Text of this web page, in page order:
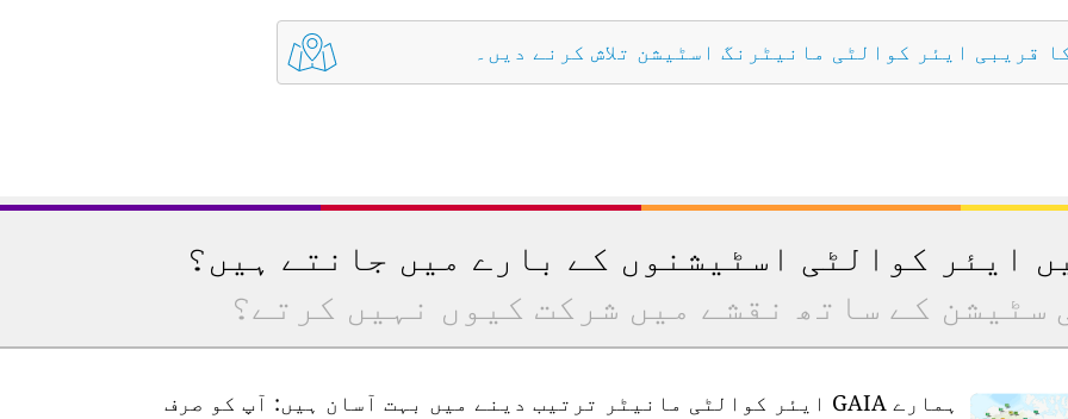
قریبی ایئر کوالٹی مانیٹرنگ اسٹیشن تلاش کرنے دیں۔
ایئر کوالٹی اسٹیشنوں کے بارے میں جانتے ہیں؟
سٹیشن کے ساتھ نقشے میں شرکت کیوں نہیں کرتے؟
ہمارے GAIA ایئر کوالٹی مانیٹر ترتیب دینے میں بہت آسان ہیں: آپ کو صرف